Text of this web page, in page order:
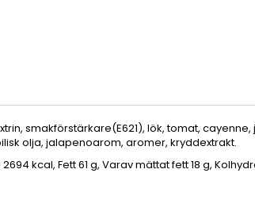
smakförstärkare(E621), lök, tomat, cayenne,
olja, jalapenoarom, aromer, kryddextrakt.
kcal, Fett 61 g, Varav mättat fett 18 g,